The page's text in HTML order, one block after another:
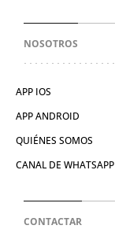
NOSOTROS
APP IOS
APP ANDROID
QUIÉNES SOMOS
CANAL DE WHATSAPP
CONTACTAR